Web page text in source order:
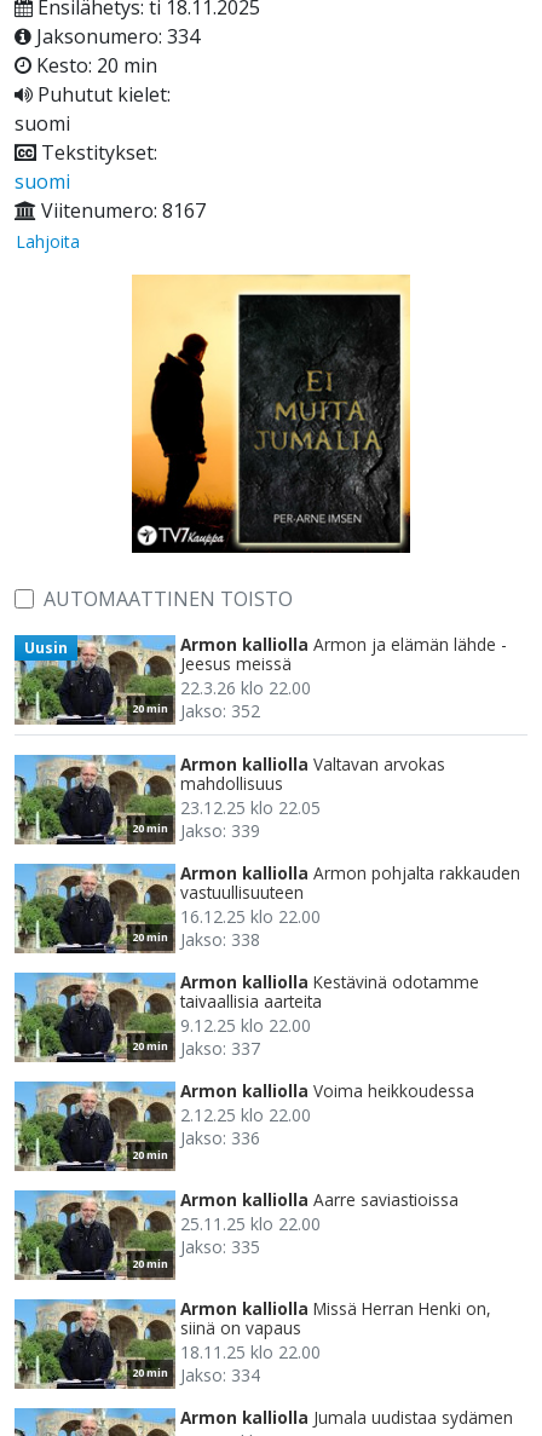
Ensilähetys: ti 18.11.2025
Jaksonumero: 334
Kesto: 20 min
Puhutut kielet:
suomi
Tekstitykset:
suomi
Viitenumero: 8167
Lahjoita
AUTOMAATTINEN TOISTO
20 min
Uusin Armon kalliolla Armon ja elämän lähde -
Jeesus meissä
22.3.26 klo 22.00
Jakso: 352
20 min
Armon kalliolla Valtavan arvokas
mahdollisuus
23.12.25 klo 22.05
Jakso: 339
20 min
Armon kalliolla Armon pohjalta rakkauden
vastuullisuuteen
16.12.25 klo 22.00
Jakso: 338
20 min
Armon kalliolla Kestävinä odotamme
taivaallisia aarteita
9.12.25 klo 22.00
Jakso: 337
20 min
Armon kalliolla Voima heikkoudessa
2.12.25 klo 22.00
Jakso: 336
20 min
Armon kalliolla Aarre saviastioissa
25.11.25 klo 22.00
Jakso: 335
20 min
Armon kalliolla Missä Herran Henki on,
siinä on vapaus
18.11.25 klo 22.00
Jakso: 334
Armon kalliolla Jumala uudistaa sydämen